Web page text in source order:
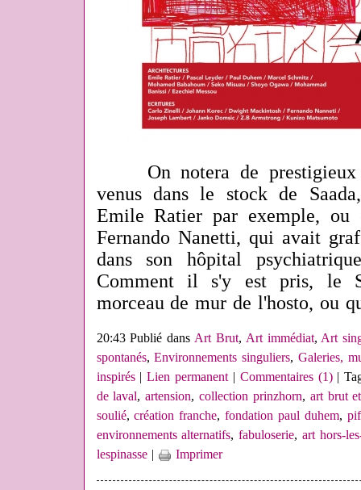
On notera de prestigieux
venus dans le stock de
Emile Ratier par exemple,
Fernando Nanetti, qui avait
dans son hôpital
Comment il s'y est pris, le
morceau de mur de l'hosto, ou
20:43 Publié dansArt Brut, Art immédiat,Art
spontanés,Environnements singuliers,Galeries,
inspirés|Lien permanent| Commentaires (1)|
de laval,artension,collection prinzhorn, art brut
soulié,création franche,fondation paul duhem, pif
environnements alternatifs,fabuloserie,art hors-
lespinasse| Imprimer